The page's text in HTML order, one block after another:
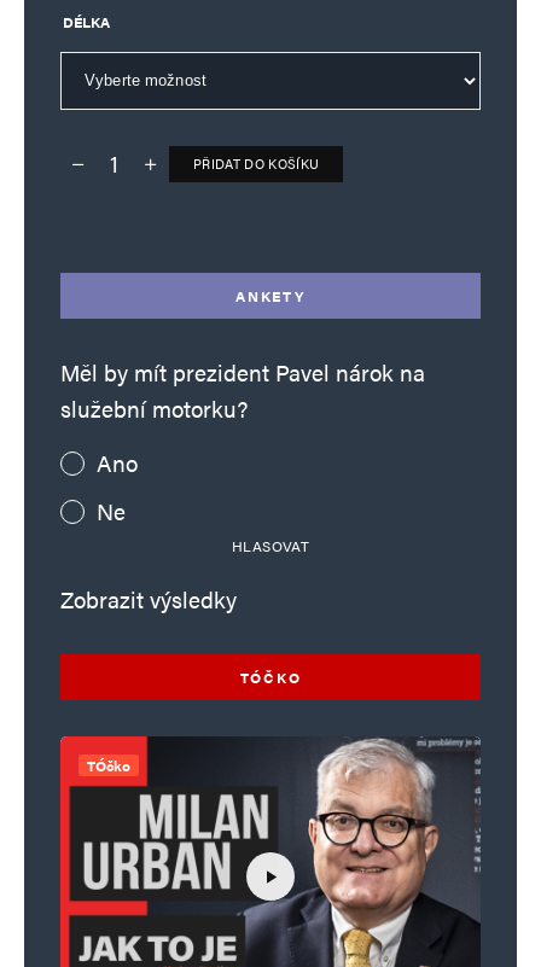
Informujte mě o nových komentářích e-mailem.
DÉLKA
Deník TO – verze bez reklam množství
PŘIDAT DO KOŠÍKU
ANKETY
Měl by mít prezident Pavel nárok na
služební motorku?
Ano
Ne
HLASOVAT
Zobrazit výsledky
TÓČKO
TÓčko